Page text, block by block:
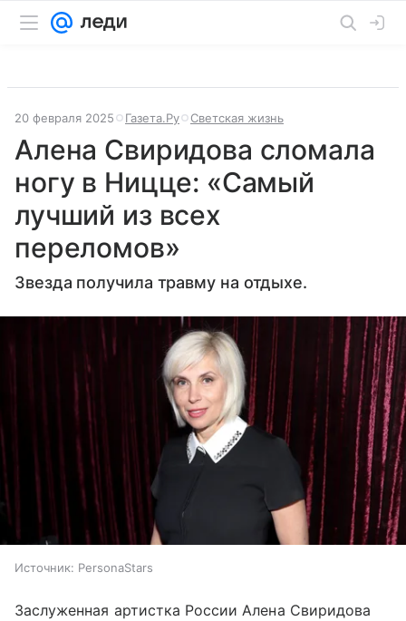
20 февраля 2025 Газета.Ру Светская жизнь
Алена Свиридова сломала
ногу в Ницце: «Самый
лучший из всех
переломов»
Звезда получила травму на отдыхе.
Источник: PersonaStars
Заслуженная артистка России Алена Свиридова